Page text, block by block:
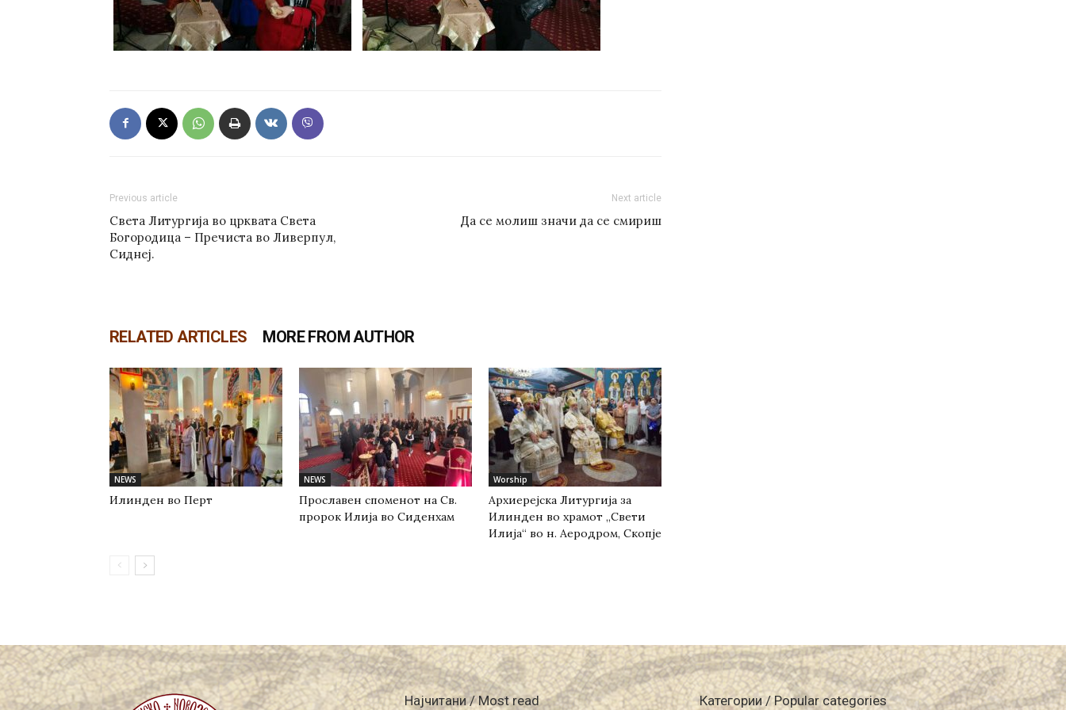
Previous article
Света Литургија во црквата Света
Богородица – Пречиста во Ливерпул,
Сиднеј.
Next article
Да се молиш значи да се смириш
RELATED ARTICLES MORE FROM AUTHOR
NEWS
Илинден во Перт
NEWS
Прославен споменот на Св.
пророк Илија во Сиденхам
Worship
Архиерејска Литургија за
Илинден во храмот „Свети
Илија“ во н. Аеродром, Скопје
Најчитани / Most read Категории / Popular categories